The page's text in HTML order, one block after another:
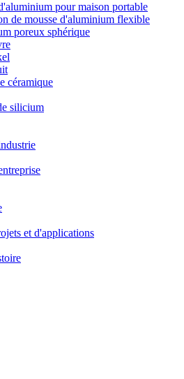
pour maison portable
de mousse d'aluminium flexible
poreux sphérique
céramique
silicium
et d'applications